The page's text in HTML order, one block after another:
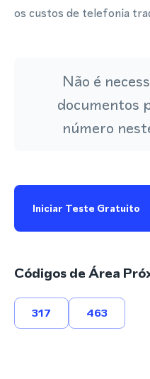
os custos de telefonia
Não é
documentos
número
Iniciar Teste Gratuito
Códigos de Área
317 463